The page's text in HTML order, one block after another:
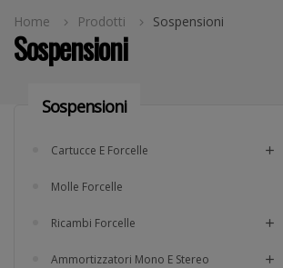
Sospensioni
Home Prodotti Sospensioni
Sospensioni
Cartucce E Forcelle
Molle Forcelle
Ricambi Forcelle
Ammortizzatori Mono E Stereo